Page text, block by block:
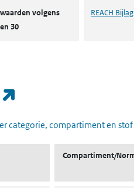
volgens
30
REACH
categorie, compartiment en stof
Compartiment/